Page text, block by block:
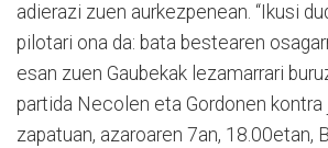
adierazi zuen aurkezpenean. “Ikusi
pilotari ona da: bata bestearen
esan zuen Gaubekak lezamarrari
partida Necolen eta Gordonen
zapatuan, azaroaren 7an, 18.00etan,